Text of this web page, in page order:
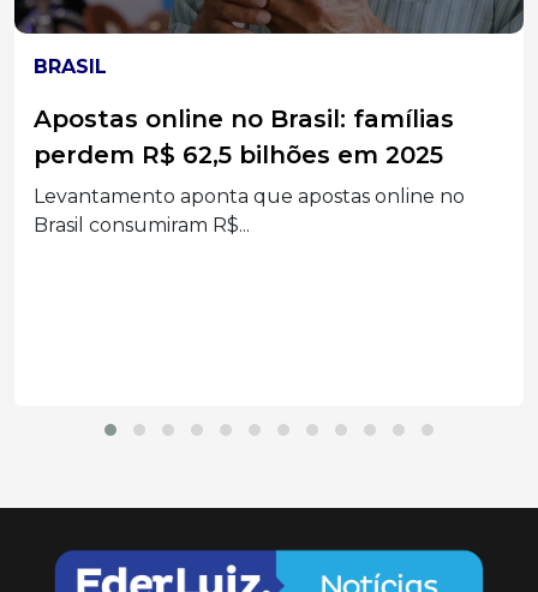
LOTERIAS
Duas apostas de Santa Catarina
batem na trave e levam mais de R$
52 mil na Mega-Sena
Bilhetes simples registrados acertaram a quina